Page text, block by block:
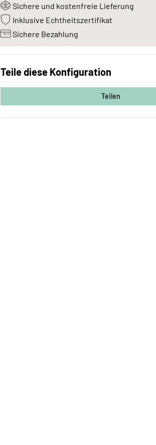
Sichere und kostenfreie Lieferung
Inklusive Echtheitszertifikat
Sichere Bezahlung
Teile diese Konfiguration
Teilen